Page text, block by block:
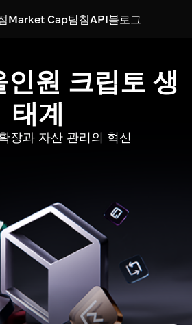
Market Cap탐침API블로그
인원 크립토 생
태계
장과 자산 관리의 혁신